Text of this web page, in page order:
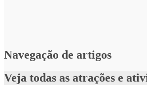
Se Fazer Em
Navegação de artigos
Veja todas as atrações e